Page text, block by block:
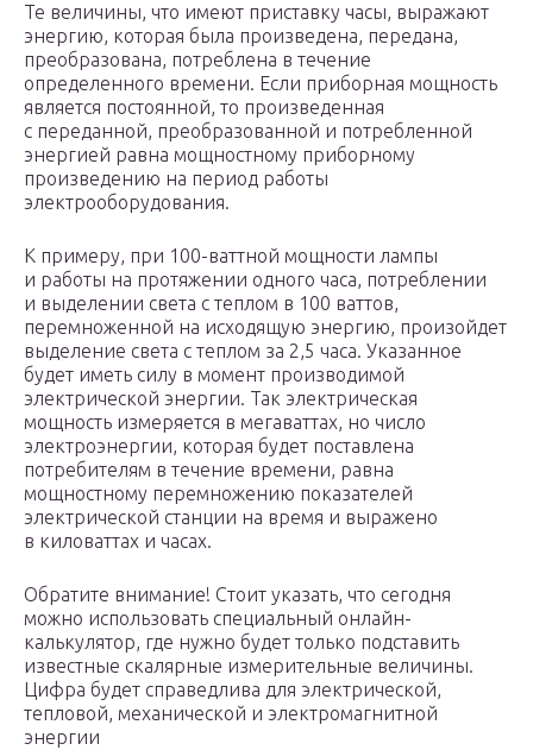
Те величины, что имеют приставку часы, выражают
энергию, которая была произведена, передана,
преобразована, потреблена в течение
определенного времени. Если приборная мощность
является постоянной, то произведенная
с переданной, преобразованной и потребленной
энергией равна мощностному приборному
произведению на период работы
электрооборудования.
К примеру, при 100-ваттной мощности лампы
и работы на протяжении одного часа, потреблении
и выделении света с теплом в 100 ваттов,
перемноженной на исходящую энергию, произойдет
выделение света с теплом за 2,5 часа. Указанное
будет иметь силу в момент производимой
электрической энергии. Так электрическая
мощность измеряется в мегаваттах, но число
электроэнергии, которая будет поставлена
потребителям в течение времени, равна
мощностному перемножению показателей
электрической станции на время и выражено
в киловаттах и часах.
Обратите внимание! Стоит указать, что сегодня
можно использовать специальный онлайн-
калькулятор, где нужно будет только подставить
известные скалярные измерительные величины.
Цифра будет справедлива для электрической,
тепловой, механической и электромагнитной
энергии